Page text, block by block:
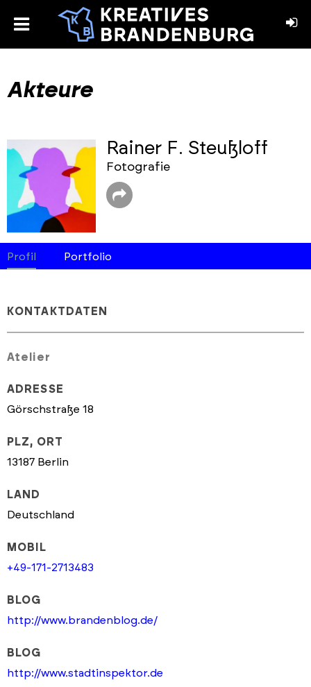
toggle
Akteure
Rainer F. Steußloff
Fotografie
Profil Portfolio
KONTAKTDATEN
Atelier
ADRESSE
Görschstraße 18
PLZ, ORT
13187 Berlin
LAND
Deutschland
MOBIL
+49-171-2713483
BLOG
http://www.brandenblog.de/
BLOG
http://www.stadtinspektor.de